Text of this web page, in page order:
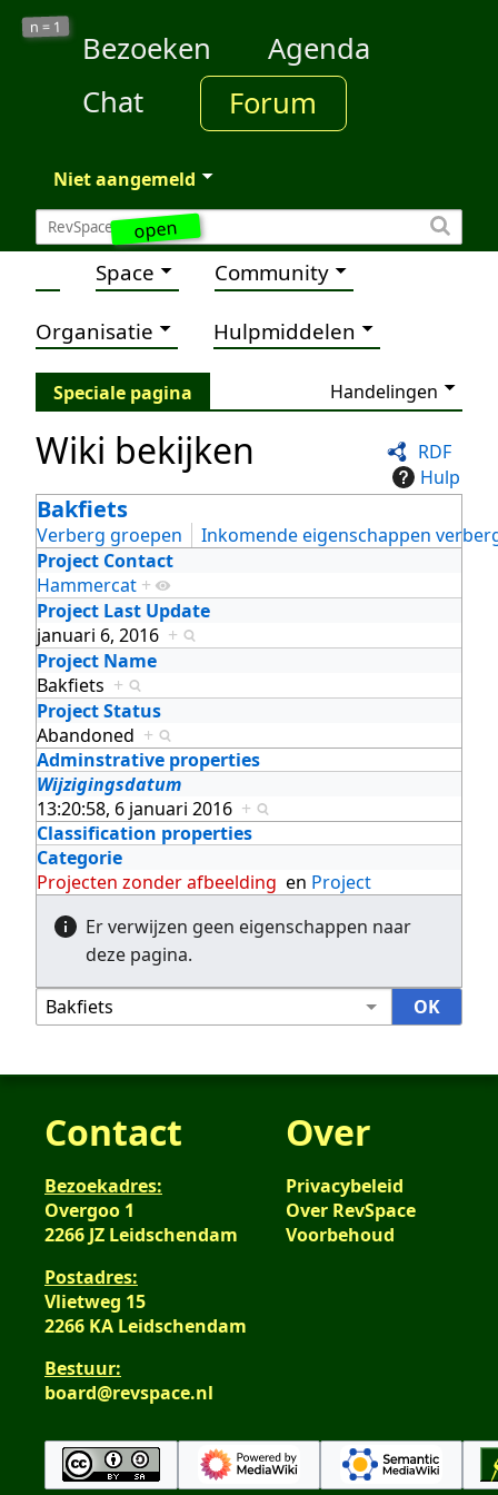
open
n = 1
Bezoeken
Agenda
Chat
Forum
Niet aangemeld
Space Community
Organisatie Hulpmiddelen
Speciale pagina Handelingen
RDF
Hulp
Wiki bekijken
Bakfiets
Verberg groepen
Inkomende eigenschappen
Project Contact
Hammercat +
Project Last Update
januari 6, 2016 +
Project Name
Bakfiets +
Project Status
Abandoned +
Adminstrative properties
Wijzigingsdatum
13:20:58, 6 januari 2016 +
Classification properties
Categorie
Projecten zonder afbeelding en Project
Er verwijzen geen eigenschappen naar
deze pagina.
Contact
Bezoekadres:
Overgoo 1
2266 JZ Leidschendam
Postadres:
Vlietweg 15
2266 KA Leidschendam
Bestuur:
board@revspace.nl
Over
Privacybeleid
Over RevSpace
Voorbehoud